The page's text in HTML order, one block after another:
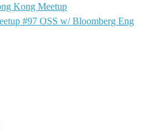
Kong Meetup
#97 OSS w/ Bloomberg Eng